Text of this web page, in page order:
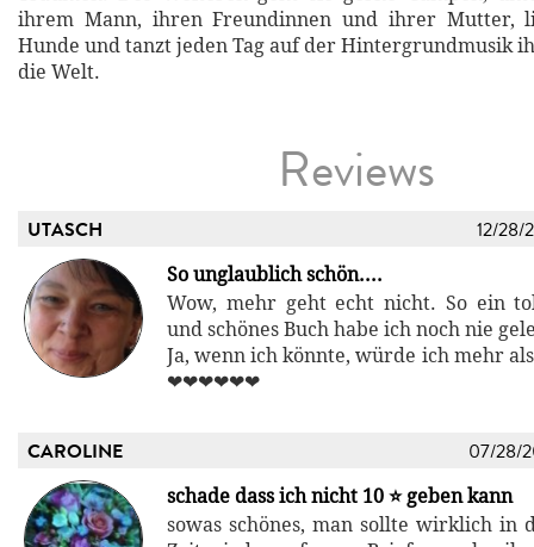
ihrem Mann, ihren Freundinnen und ihrer Mutter,
Hunde und tanzt jeden Tag auf der Hintergrundmusik
die Welt.
Reviews
UTASCH 12/28/
So unglaublich schön....
Wow, mehr geht echt nicht. So ein
und schönes Buch habe ich noch nie
Ja, wenn ich könnte, würde ich mehr
❤❤❤❤❤❤
CAROLINE 07/28/
schade dass ich nicht 10 ⭐ geben kann
sowas schönes, man sollte wirklich in